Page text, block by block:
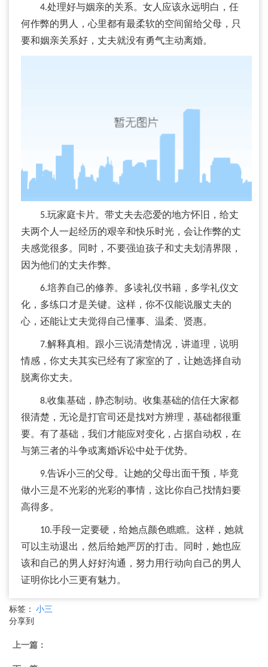
4.处理好与姻亲的关系。女人应该永远明白，任
何作弊的男人，心里都有最柔软的空间留给父母，只
要和姻亲关系好，丈夫就没有勇气主动离婚。
5.玩家庭卡片。带丈夫去恋爱的地方怀旧，给丈
夫两个人一起经历的艰辛和快乐时光，会让作弊的丈
夫感觉很多。同时，不要强迫孩子和丈夫划清界限，
因为他们的丈夫作弊。
6.培养自己的修养。多读礼仪书籍，多学礼仪文
化，多练口才是关键。这样，你不仅能说服丈夫的
心，还能让丈夫觉得自己懂事、温柔、贤惠。
7.解释真相。跟小三说清楚情况，讲道理，说明
情感，你丈夫其实已经有了家室的了，让她选择自动
脱离你丈夫。
8.收集基础，静态制动。收集基础的信任大家都
很清楚，无论是打官司还是找对方辨理，基础都很重
要。有了基础，我们才能应对变化，占据自动权，在
与第三者的斗争或离婚诉讼中处于优势。
9.告诉小三的父母。让她的父母出面干预，毕竟
做小三是不光彩的光彩的事情，这比你自己找情妇要
高得多。
10.手段一定要硬，给她点颜色瞧瞧。这样，她就
可以主动退出，然后给她严厉的打击。同时，她也应
该和自己的男人好好沟通，努力用行动向自己的男人
证明你比小三更有魅力。
标签： 小三
分享到
上一篇：